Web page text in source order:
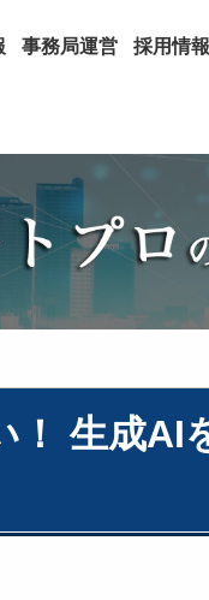
事務局運営 採用情報
生成AI